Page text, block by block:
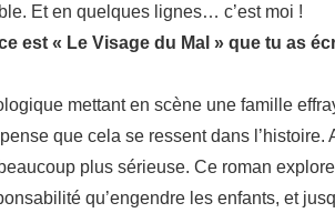
Et en quelques lignes… c’est moi !
est « Le Visage du Mal » que tu as
mettant en scène une famille
que cela se ressent dans
plus sérieuse. Ce roman
qu’engendre les enfants, et